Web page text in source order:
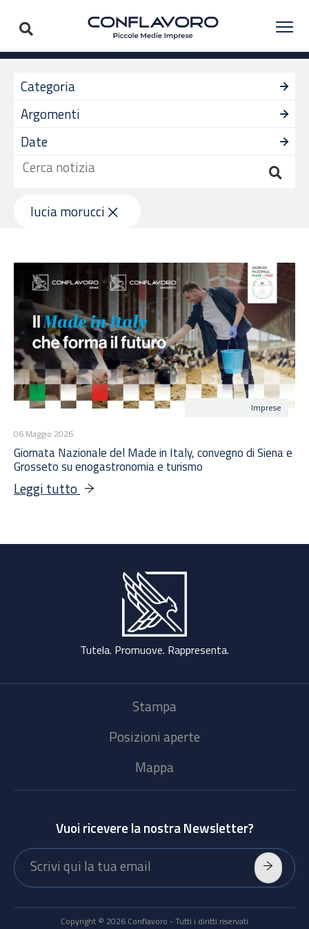
Categoria
Argomenti
Date
lucia morucci
Imprese
06 Maggio 2026
Giornata Nazionale del Made in Italy, convegno di Siena e
Grosseto su enogastronomia e turismo
Leggi tutto
Tutela. Promuove. Rappresenta.
Stampa
Posizioni aperte
Mappa
Vuoi ricevere la nostra Newsletter?
Copyright © 2026 Conflavoro - Tutti i diritti riservati